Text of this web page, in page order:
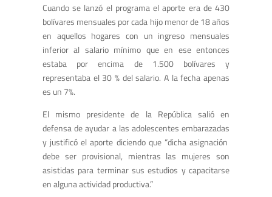
Cuando se lanzó el programa el aporte era de 430
bolívares mensuales por cada hijo menor de 18 años
en aquellos hogares con un ingreso mensuales
inferior al salario mínimo que en ese entonces
estaba por encima de 1.500 bolívares y
representaba el 30 % del salario. A la fecha apenas
es un 7%.
El mismo presidente de la República salió en
defensa de ayudar a las adolescentes embarazadas
y justificó el aporte diciendo que “dicha asignación
debe ser provisional, mientras las mujeres son
asistidas para terminar sus estudios y capacitarse
en alguna actividad productiva.”